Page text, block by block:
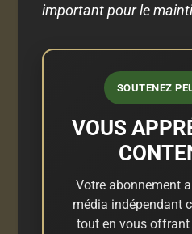
important pour le
SOUTENEZ
VOUS
Votre abonnement
média indépendant
tout en vous offrant